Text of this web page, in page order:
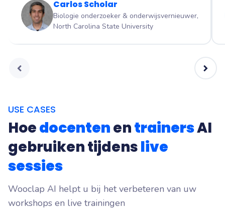
Carlos Scholar
Biologie onderzoeker & onderwijsvernieuwer,
North Carolina State University
USE CASES
HoedocentenentrainersAI
gebruiken tijdenslive
sessies
Wooclap AI helpt u bij het verbeteren van uw
workshops en live trainingen